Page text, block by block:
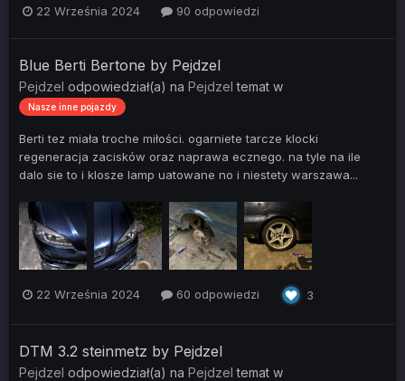
22 Września 2024 90 odpowiedzi
Blue Berti Bertone by Pejdzel
Pejdzel odpowiedział(a) na Pejdzel temat w
Nasze inne pojazdy
Berti tez miała troche miłości. ogarniete tarcze klocki
regeneracja zacisków oraz naprawa ecznego. na tyle na ile
dalo sie to i klosze lamp uatowane no i niestety warszawa...
22 Września 2024 60 odpowiedzi 3
DTM 3.2 steinmetz by Pejdzel
Pejdzel odpowiedział(a) na Pejdzel temat w